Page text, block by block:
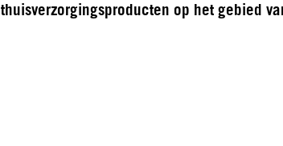
thuisverzorgingsproducten op het gebied